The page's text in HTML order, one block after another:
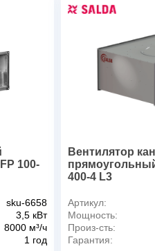
100-
sku-6658
3,5 кВт
8000 м³/ч
1 год
Вентилятор
400-4 L3
Артикул:
Мощность:
Произ-сть:
Гарантия: